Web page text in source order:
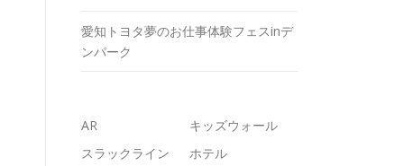
愛知トヨタ夢のお仕事体験フェスinデ
ンパーク
AR
キッズウォール
スラックライン
ホテル